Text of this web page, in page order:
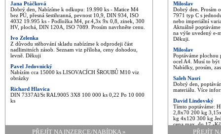
Jana Ptáčková
Dobrý den, Nabízíme k odkupu: 19.990 ks - Matice M4
bez PÚ, přesná šestihranná, pevnost 10,9, DIN 934, ISO
4032 19.995 ks - Podložka M4, pr.4,3x 9x 0,8, zinek, 300
HV, plochá, DIN 120A, ISO 7089. Prosím navrhněte cenu.
Ivo Zelenka
Z důvodu stěhování skladu nabízíme k odprodeji část
nadlimitních zásob. Seznam viz příloha, ceny dohodou,
levně. Děkuji
Pavel Jedovnický
Nabízím cca 15000 ks LISOVACÍCH ŠROUBŮ M10 viz
obrázky
Richard Hlavica
DIN 7337Al/St RAL9005 3X8 100 000 ks 0,22 Po 10 000
ks
PŘEJÍT NA INZERCE/NABÍDKA »
Miloslav
Dobrý den. Prosím
7971 typ C s
nebo imperiální
Aktuálně
na výše uvedený e-
Děkuji.
Miloslav
Poptáváme
ocel A4. Musí to být
Nabídky, prosím,
Saleh Nasri
Dobrý den,
materiálu. Více
David Lindovský
Tímto poptáváme:
2,8x70 200 kg
kg 4x120 300 kg
cena max. do 17,-
PŘEJÍT